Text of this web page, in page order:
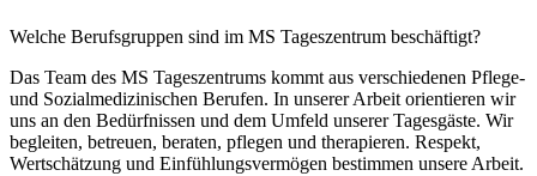
Welche Berufsgruppen sind im MS Tageszentrum beschäftigt?
Das Team des MS Tageszentrums kommt aus verschiedenen Pflege-
und Sozialmedizinischen Berufen. In unserer Arbeit orientieren wir
uns an den Bedürfnissen und dem Umfeld unserer Tagesgäste. Wir
begleiten, betreuen, beraten, pflegen und therapieren. Respekt,
Wertschätzung und Einfühlungsvermögen bestimmen unsere Arbeit.